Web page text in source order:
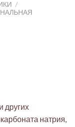
/
других
натрия,